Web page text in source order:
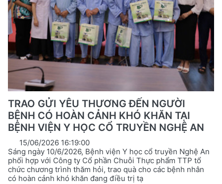
TRAO GỬI YÊU THƯƠNG ĐẾN NGƯỜI
BỆNH CÓ HOÀN CẢNH KHÓ KHĂN TẠI
BỆNH VIỆN Y HỌC CỔ TRUYỀN NGHỆ AN
15/06/2026 16:19:00
Sáng ngày 10/6/2026, Bệnh viện Y học cổ truyền Nghệ An
phối hợp với Công ty Cổ phần Chuỗi Thực phẩm TTP tổ
chức chương trình thăm hỏi, trao quà cho các bệnh nhân
có hoàn cảnh khó khăn đang điều trị tạ